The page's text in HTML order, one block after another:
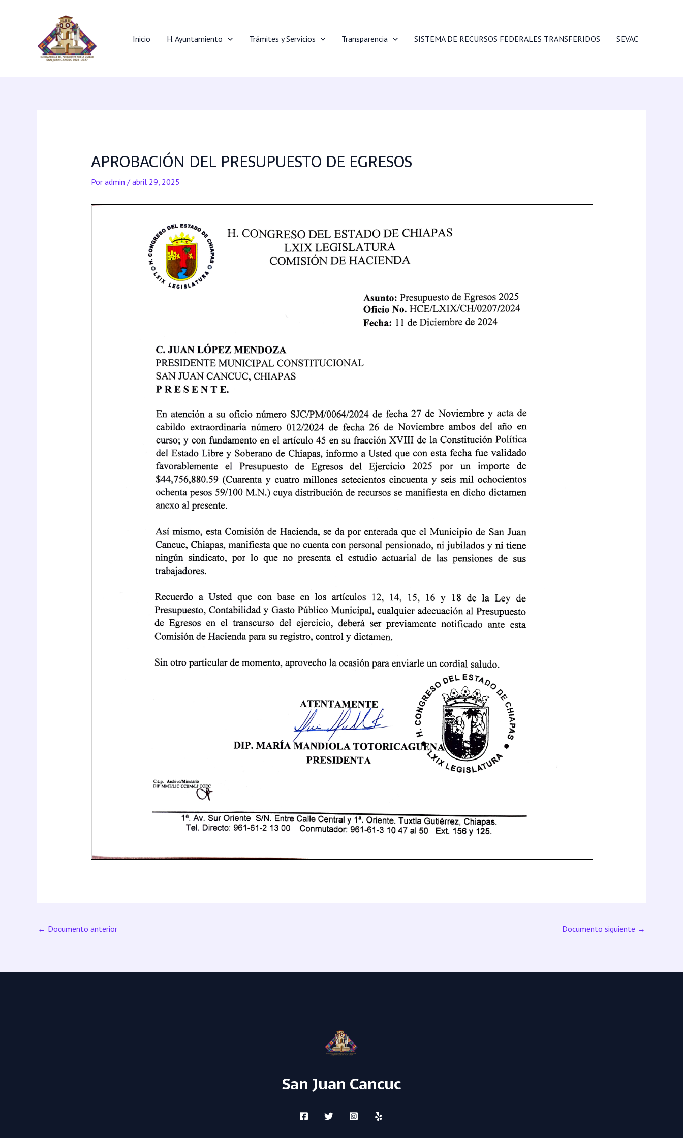
Inicio H. Ayuntamiento Trámites y Servicios Transparencia SISTEMA DE RECURSOS FEDERALES TRANSFERIDOS SEVAC
APROBACIÓN DEL PRESUPUESTO DE EGRESOS
Por admin / abril 29, 2025
← Documento anterior Documento siguiente →
San Juan Cancuc